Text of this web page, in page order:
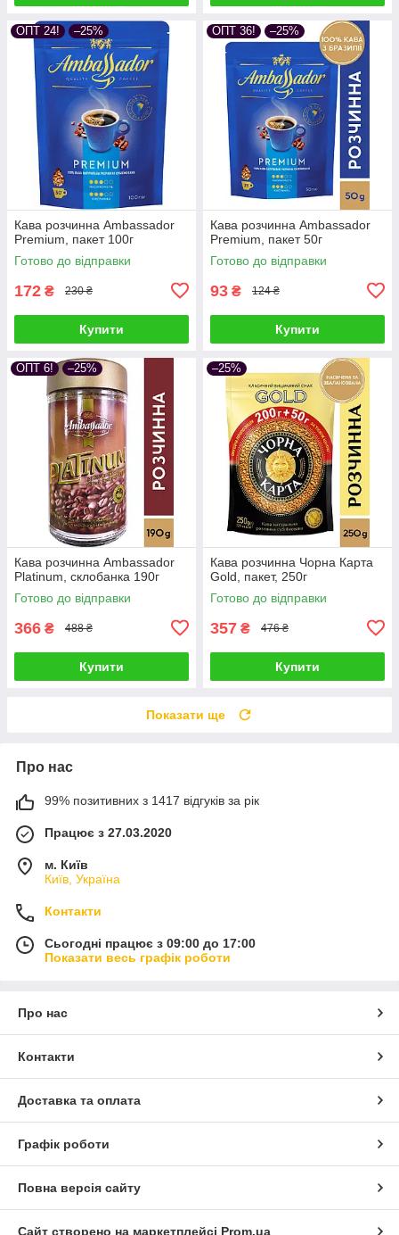
ОПТ 24! –25%
Кава розчинна Ambassador
Premium, пакет 100г
Готово до відправки
172 ₴ 230 ₴
Купити
ОПТ 36! –25%
Кава розчинна Ambassador
Premium, пакет 50г
Готово до відправки
93 ₴ 124 ₴
Купити
ОПТ 6! –25%
Кава розчинна Ambassador
Platinum, склобанка 190г
Готово до відправки
366 ₴ 488 ₴
Купити
–25%
Кава розчинна Чорна Карта
Gold, пакет, 250г
Готово до відправки
357 ₴ 476 ₴
Купити
Показати ще
Про нас
99% позитивних з 1417 відгуків за рік
Працює з 27.03.2020
м. Київ
Київ, Україна
Контакти
Сьогодні працює з 09:00 до 17:00
Показати весь графік роботи
Про нас
Контакти
Доставка та оплата
Графік роботи
Повна версія сайту
Сайт створено на маркетплейсі Prom.ua